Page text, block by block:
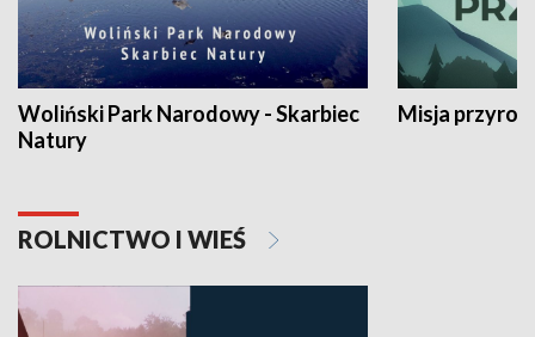
Woliński Park Narodowy - Skarbiec
Natury
Misja
ROLNICTWO I WIEŚ